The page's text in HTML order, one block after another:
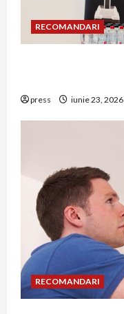
RECOMANDARI
press iunie 23, 2026
RECOMANDARI